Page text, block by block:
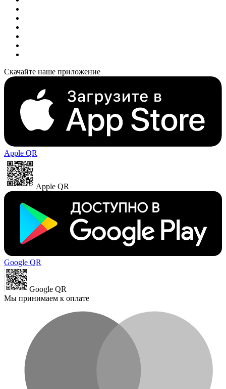
Скачайте наше приложение
Apple QR
Apple QR
Google QR
Google QR
Мы принимаем к оплате